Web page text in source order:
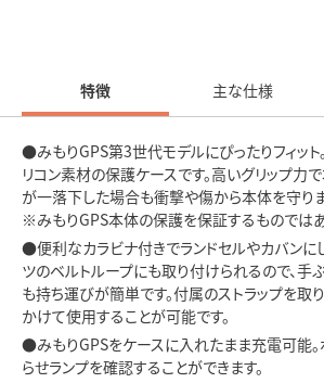
特徴
●みもりGPS第3世代モデルにぴったりフィッ
リコン素材の保護ケースです。高いグリップ力
が一落下した場合も衝撃や傷から本体を守りま
※みもりGPS本体の保護を保証するものではあ
●便利なカラビナ付きでランドセルやカバンに
ツのベルトループにも取り付けられるので、手
も持ち運びが簡単です。付属のストラップを取
かけて使用することが可能です。
●みもりGPSをケースに入れたまま充電可能。
らせランプを確認することができます。
主な仕様